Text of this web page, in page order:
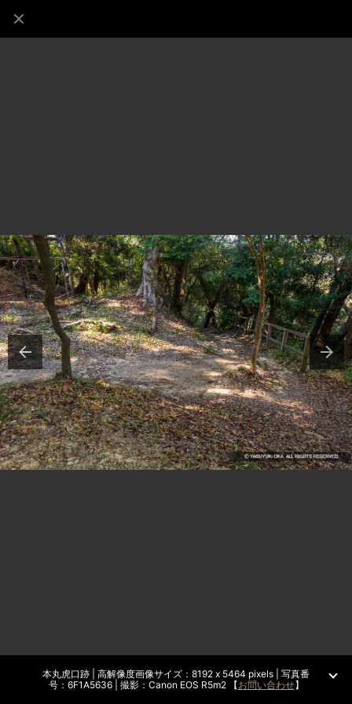
本丸虎口跡 | 高解像度画像サイズ：8192 x 5464 pixels | 写真番
号：6F1A5636 | 撮影：Canon EOS R5m2 【お問い合わせ】